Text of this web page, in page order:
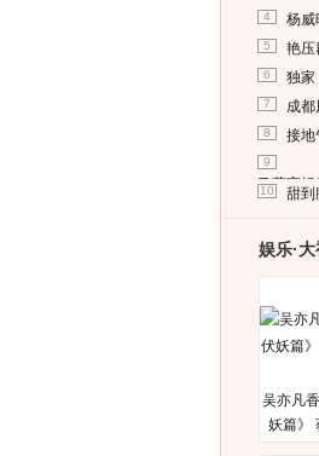
4 杨威
5 艳压
6 独家
7 成
8 接地
9
马蓉离婚
10 甜到
娱乐·
吴亦凡
妖篇》